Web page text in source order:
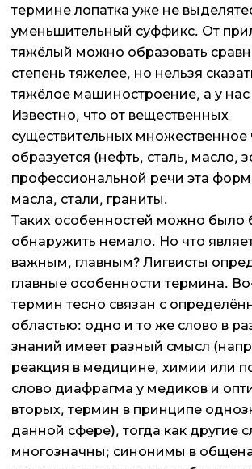
термине лопатка уже не
уменьшительный суффикс. От
тяжёлый можно образовать
степень тяжелее, но нельзя
тяжёлое машиностроение, а у
Известно, что от вещественных
существительных множественное
образуется (нефть, сталь, масло,
профессиональной речи эта
масла, стали, граниты.
Таких особенностей можно было
обнаружить немало. Но что
важным, главным? Лигвисты
главные особенности термина.
термин тесно связан с
областью: одно и то же слово в
знаний имеет разный смысл
реакция в медицине, химии или
слово диафрагма у медиков и
вторых, термин в принципе
данной сфере), тогда как другие
многозначны; синонимы в